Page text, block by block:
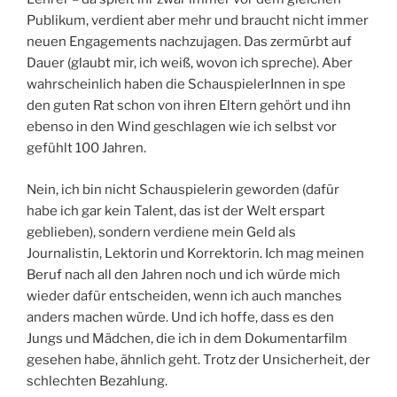
Publikum, verdient aber mehr und braucht nicht immer
neuen Engagements nachzujagen. Das zermürbt auf
Dauer (glaubt mir, ich weiß, wovon ich spreche). Aber
wahrscheinlich haben die SchauspielerInnen in spe
den guten Rat schon von ihren Eltern gehört und ihn
ebenso in den Wind geschlagen wie ich selbst vor
gefühlt 100 Jahren.
Nein, ich bin nicht Schauspielerin geworden (dafür
habe ich gar kein Talent, das ist der Welt erspart
geblieben), sondern verdiene mein Geld als
Journalistin, Lektorin und Korrektorin. Ich mag meinen
Beruf nach all den Jahren noch und ich würde mich
wieder dafür entscheiden, wenn ich auch manches
anders machen würde. Und ich hoffe, dass es den
Jungs und Mädchen, die ich in dem Dokumentarfilm
gesehen habe, ähnlich geht. Trotz der Unsicherheit, der
schlechten Bezahlung.